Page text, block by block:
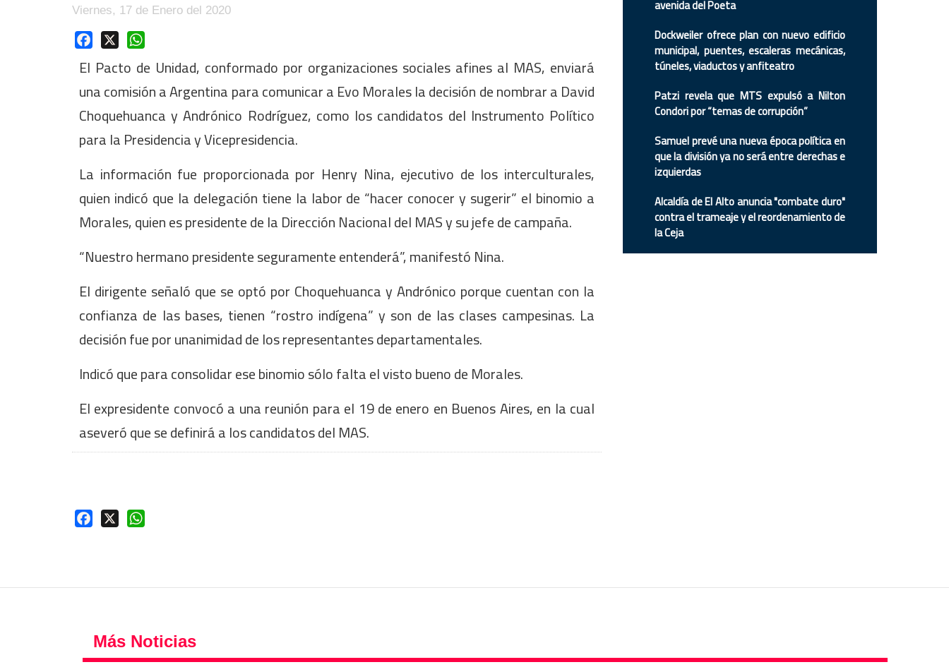
Viernes, 17 de Enero del 2020
Facebook
El Pacto de Unidad, conformado por organizaciones sociales afines al MAS, enviará
una comisión a Argentina para comunicar a Evo Morales la decisión de nombrar a David
Choquehuanca y Andrónico Rodríguez, como los candidatos del Instrumento Político
para la Presidencia y Vicepresidencia.
La información fue proporcionada por Henry Nina, ejecutivo de los interculturales,
quien indicó que la delegación tiene la labor de “hacer conocer y sugerir” el binomio a
Morales, quien es presidente de la Dirección Nacional del MAS y su jefe de campaña.
“Nuestro hermano presidente seguramente entenderá”, manifestó Nina.
El dirigente señaló que se optó por Choquehuanca y Andrónico porque cuentan con la
confianza de las bases, tienen “rostro indígena” y son de las clases campesinas. La
decisión fue por unanimidad de los representantes departamentales.
Indicó que para consolidar ese binomio sólo falta el visto bueno de Morales.
El expresidente convocó a una reunión para el 19 de enero en Buenos Aires, en la cual
aseveró que se definirá a los candidatos del MAS.
Facebook
avenida del Poeta
Dockweiler ofrece plan con nuevo edificio
municipal, puentes, escaleras mecánicas,
túneles, viaductos y anfiteatro
Patzi revela que MTS expulsó a Nilton
Condori por “temas de corrupción”
Samuel prevé una nueva época política en
que la división ya no será entre derechas e
izquierdas
Alcaldía de El Alto anuncia "combate duro"
contra el trameaje y el reordenamiento de
la Ceja
Más Noticias